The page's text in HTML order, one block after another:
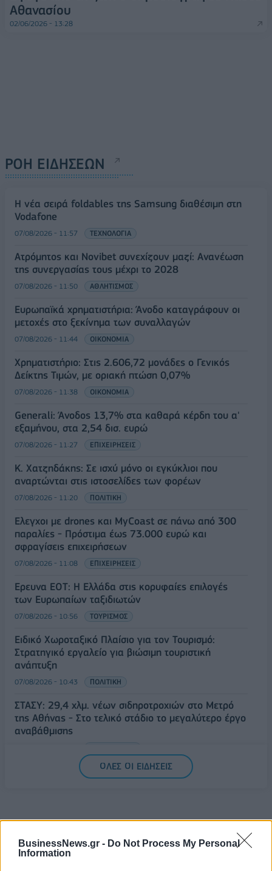
BusinessNews.gr - Do Not Process My Personal
Information
Αθανασίου
02/06/2026 - 13:28
ΡΟΗ ΕΙΔΗΣΕΩΝ
Η νέα σειρά foldables της Samsung διαθέσιμη στη
Vodafone
07/08/2026 - 11:57 ΤΕΧΝΟΛΟΓΙΑ
Ατρόμητος και Novibet συνεχίζουν μαζί: Ανανέωση
της συνεργασίας τους μέχρι το 2028
07/08/2026 - 11:50 ΑΘΛΗΤΙΣΜΟΣ
Ευρωπαϊκά χρηματιστήρια: Άνοδο καταγράφουν οι
μετοχές στο ξεκίνημα των συναλλαγών
07/08/2026 - 11:44 ΟΙΚΟΝΟΜΙΑ
Χρηματιστήριο: Στις 2.606,72 μονάδες ο Γενικός
Δείκτης Τιμών, με οριακή πτώση 0,07%
07/08/2026 - 11:38 ΟΙΚΟΝΟΜΙΑ
Generali: Άνοδος 13,7% στα καθαρά κέρδη του α'
εξαμήνου, στα 2,54 δισ. ευρώ
07/08/2026 - 11:27 ΕΠΙΧΕΙΡΗΣΕΙΣ
Κ. Χατζηδάκης: Σε ισχύ μόνο οι εγκύκλιοι που
αναρτώνται στις ιστοσελίδες των φορέων
07/08/2026 - 11:20 ΠΟΛΙΤΙΚΗ
Έλεγχοι με drones και MyCoast σε πάνω από 300
παραλίες - Πρόστιμα έως 73.000 ευρώ και
σφραγίσεις επιχειρήσεων
07/08/2026 - 11:08 ΕΠΙΧΕΙΡΗΣΕΙΣ
Έρευνα ΕΟΤ: Η Ελλάδα στις κορυφαίες επιλογές
των Ευρωπαίων ταξιδιωτών
07/08/2026 - 10:56 ΤΟΥΡΙΣΜΟΣ
Ειδικό Χωροταξικό Πλαίσιο για τον Τουρισμό:
Στρατηγικό εργαλείο για βιώσιμη τουριστική
ανάπτυξη
07/08/2026 - 10:43 ΠΟΛΙΤΙΚΗ
ΣΤΑΣΥ: 29,4 χλμ. νέων σιδηροτροχιών στο Μετρό
της Αθήνας - Στο τελικό στάδιο το μεγαλύτερο έργο
αναβάθμισης
ΟΛΕΣ ΟΙ ΕΙΔΗΣΕΙΣ